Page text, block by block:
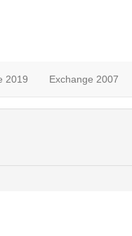
2019 Exchange 2007